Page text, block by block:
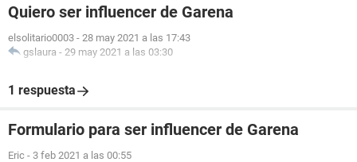
Quiero ser influencer de Garena
elsolitario0003 - 28 may 2021 a las 17:43
gslaura - 29 may 2021 a las 03:30
1 respuesta
Formulario para ser influencer de Garena
Eric - 3 feb 2021 a las 00:55